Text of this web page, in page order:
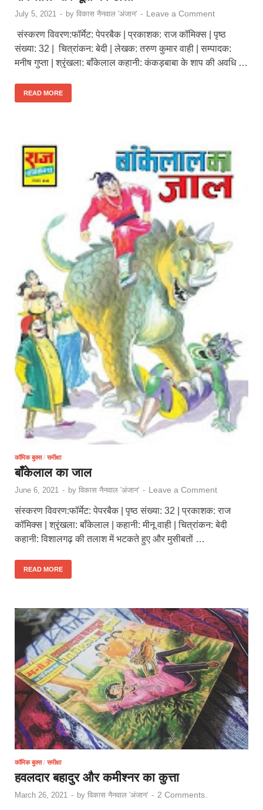
July 5, 2021 - by विकास नैनवाल 'अंजान' - Leave a Comment
संस्करण विवरण:फॉर्मेट: पेपरबैक | प्रकाशक: राज कॉमिक्स | पृष्ठ
संख्या: 32 | चित्रांकन: बेदी | लेखक: तरुण कुमार वाही | सम्पादक:
मनीष गुप्ता | श्रृंखला: बाँकेलाल कहानी: कंकड़बाबा के शाप की अवधि …
READ MORE
कॉमिक बुक्स/ समीक्षा
बाँकेलाल का जाल
June 6, 2021 - by विकास नैनवाल 'अंजान' - Leave a Comment
संस्करण विवरण:फॉर्मेट: पेपरबैक | पृष्ठ संख्या: 32 | प्रकाशक: राज
कॉमिक्स | श्रृंखला: बाँकेलाल | कहानी: मीनू वाही | चित्रांकन: बेदी
कहानी: विशालगढ़ की तलाश में भटकते हुए और मुसीबतों …
READ MORE
कॉमिक बुक्स/ समीक्षा
हवलदार बहादुर और कमीश्नर का कुत्ता
March 26, 2021 - by विकास नैनवाल 'अंजान' - 2 Comments.